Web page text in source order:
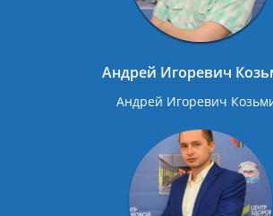
Андрей Игоревич
Андрей Игоревич